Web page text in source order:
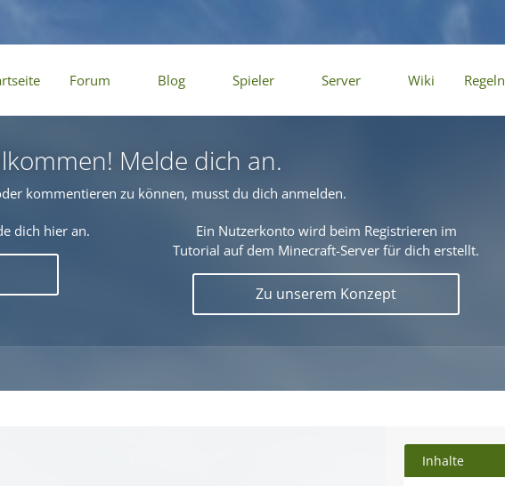
Forum Blog Spieler Server Wiki Regeln
Melde dich an.
kommentieren zu können, musst du dich anmelden.
dich hier an.
Ein Nutzerkonto wird beim Registrieren im
Tutorial auf dem Minecraft-Server für dich erstellt.
Zu unserem Konzept
Inhalte